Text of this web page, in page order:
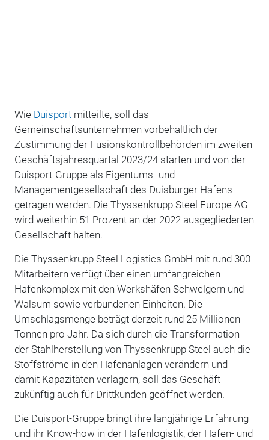
Wie Duisportmitteilte, soll das
Gemeinschaftsunternehmen vorbehaltlich der
Zustimmung der Fusionskontrollbehörden im zweiten
Geschäftsjahresquartal 2023/24 starten und von der
Duisport-Gruppe als Eigentums- und
Managementgesellschaft des Duisburger Hafens
getragen werden. Die Thyssenkrupp Steel Europe AG
wird weiterhin 51 Prozent an der 2022 ausgegliederten
Gesellschaft halten.
Die Thyssenkrupp Steel Logistics GmbH mit rund 300
Mitarbeitern verfügt über einen umfangreichen
Hafenkomplex mit den Werkshäfen Schwelgern und
Walsum sowie verbundenen Einheiten. Die
Umschlagsmenge beträgt derzeit rund 25 Millionen
Tonnen pro Jahr. Da sich durch die Transformation
der Stahlherstellung von Thyssenkrupp Steel auch die
Stoffströme in den Hafenanlagen verändern und
damit Kapazitäten verlagern, soll das Geschäft
zukünftig auch für Drittkunden geöffnet werden.
Die Duisport-Gruppe bringt ihre langjährige Erfahrung
und ihr Know-how in der Hafenlogistik, der Hafen- und